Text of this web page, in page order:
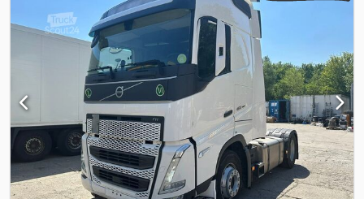
2 550 mm, Gyártási év: 2005, Felszereltség:
elektromos ablakemelő, központi zár, légkondicionálás,
tempomat, állófűtés
, = További opciók és tartozékok = -
Laprugós felfüggesztés - TLT (teljesítmény-leadó tengely) -
Rádió/CD-lejátszó - Alvókabin - Napellenző = További információk
= Első tengely: Kormányzott Hengerek száma: 6 Motortérfogat: 12
130 cm³ Saját tömeg: 14 080 kg Terhelhetőség: 11 920 kg
Megengedett össztömeg: 26 000 kg Daruka: Palfinger / Epsilon
SRX 47, gyártási év: 2004 Sérülések: nincs Djdpfezhvnkjx Acdjkr